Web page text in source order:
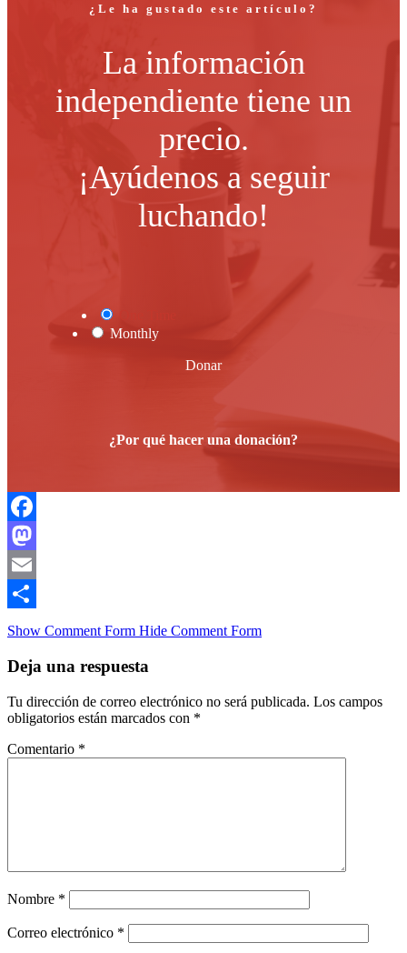
¿Le ha gustado este artículo?
La información
independiente tiene un
precio.
¡Ayúdenos a seguir
luchando!
Monthly
Donar
¿Por qué hacer una donación?
Facebook
Mastodon
Email
Compartir
Show Comment Form Hide Comment Form
Deja una respuesta
Tu dirección de correo electrónico no será publicada. Los campos
obligatorios están marcados con *
Comentario *
Nombre *
Correo electrónico *